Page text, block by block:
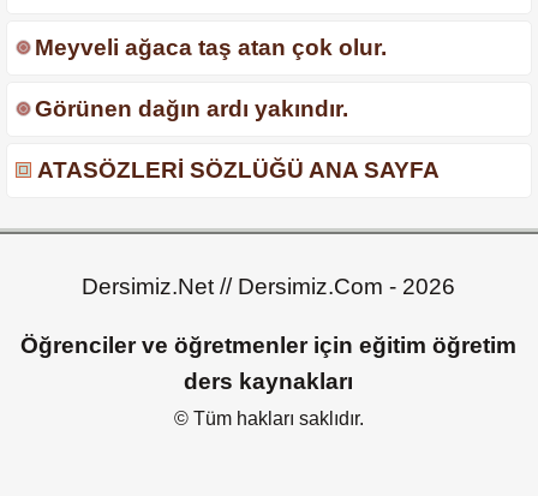
Meyveli ağaca taş atan çok olur.
Görünen dağın ardı yakındır.
ATASÖZLERİ SÖZLÜĞÜ ANA SAYFA
Dersimiz.Net // Dersimiz.Com - 2026
Öğrenciler ve öğretmenler için eğitim öğretim
ders kaynakları
© Tüm hakları saklıdır.